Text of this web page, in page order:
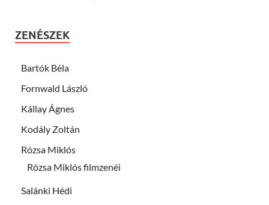
ZENÉSZEK
Bartók Béla
Fornwald László
Kállay Ágnes
Kodály Zoltán
Rózsa Miklós
Rózsa Miklós filmzenéi
Salánki Hédi